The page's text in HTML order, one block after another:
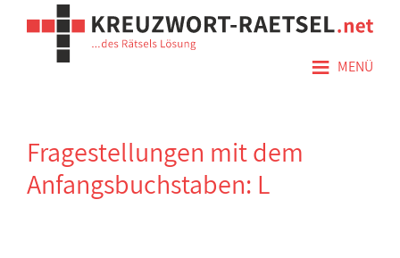
≡ MENÜ
Fragestellungen mit dem
Anfangsbuchstaben: L